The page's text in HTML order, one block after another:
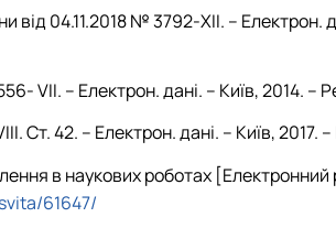
04.11.2018 № 3792-XII. – Електрон.
VII. – Електрон. дані. – Київ, 2014. –
Ст. 42. – Електрон. дані. – Київ, 2017.
в наукових роботах
61647/